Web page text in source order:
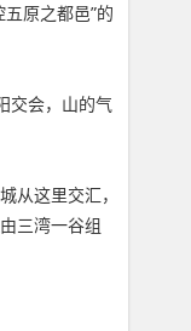
原之都邑”的
交会，山的气
从这里交汇，
三湾一谷组